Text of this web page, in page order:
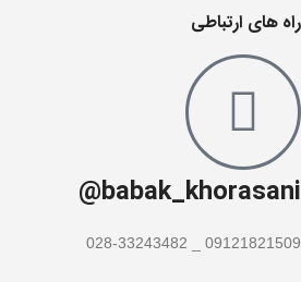
راه های ارتباطی
babak_khorasani@
09121821509 _ 028-33243482